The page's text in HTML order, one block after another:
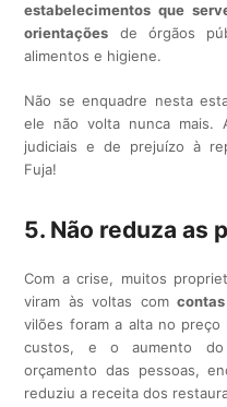
estabelecimentos que
orientações de órgãos
alimentos e higiene.
Não se enquadre nesta
ele não volta nunca mais.
judiciais e de prejuízo à
Fuja!
5. Não reduza as
Com a crise, muitos
viram às voltas com
vilões foram a alta no
custos, e o aumento do
orçamento das pessoas,
reduziu a receita dos